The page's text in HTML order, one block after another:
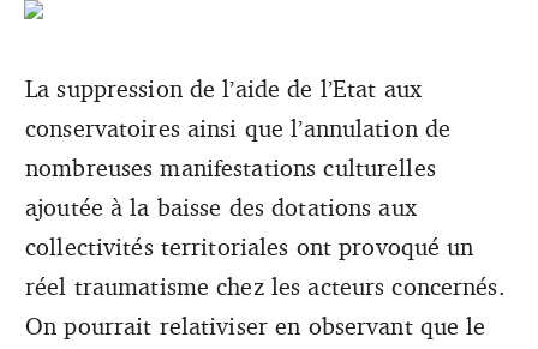
La suppression de l’aide de l’Etat aux
conservatoires ainsi que l’annulation de
nombreuses manifestations culturelles
ajoutée à la baisse des dotations aux
collectivités territoriales ont provoqué un
réel traumatisme chez les acteurs concernés.
On pourrait relativiser en observant que le